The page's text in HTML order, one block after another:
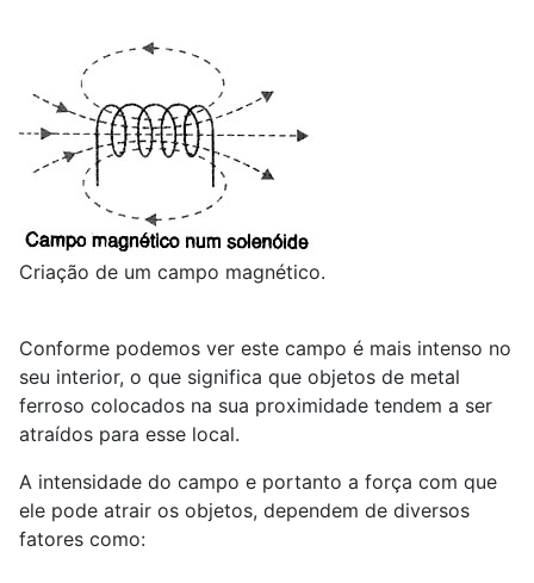
Criação de um campo magnético.
Conforme podemos ver este campo é mais intenso no
seu interior, o que significa que objetos de metal
ferroso colocados na sua proximidade tendem a ser
atraídos para esse local.
A intensidade do campo e portanto a força com que
ele pode atrair os objetos, dependem de diversos
fatores como: